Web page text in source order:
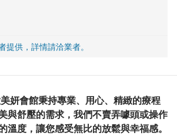
提供，詳情請洽業者。
妍會館秉持專業、用心、精緻的療程
與舒壓的需求，我們不賣弄噱頭或操作
溫度，讓您感受無比的放鬆與幸福感。